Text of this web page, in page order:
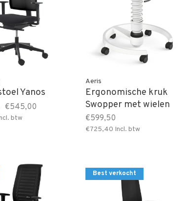
Yanos
€545,00
btw
Aeris
Ergonomische kruk
Swopper met wielen
€599,50
€725,40 Incl. btw
Best verkocht